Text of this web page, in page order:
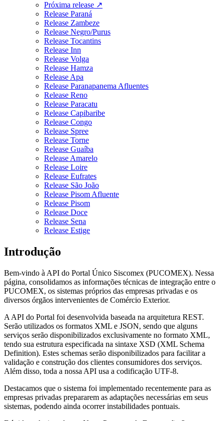
Próxima release ↗
Release Paraná
Release Zambeze
Release Negro/Purus
Release Tocantins
Release Inn
Release Volga
Release Hamza
Release Apa
Release Paranapanema Afluentes
Release Reno
Release Paracatu
Release Capibaribe
Release Congo
Release Spree
Release Torne
Release Guaíba
Release Amarelo
Release Loire
Release Eufrates
Release São João
Release Pisom Afluente
Release Pisom
Release Doce
Release Sena
Release Estige
Introdução
Bem-vindo à API do Portal Único Siscomex (PUCOMEX). Nessa
página, consolidamos as informações técnicas de integração entre o
PUCOMEX, os sistemas próprios das empresas privadas e os
diversos órgãos intervenientes de Comércio Exterior.
A API do Portal foi desenvolvida baseada na arquitetura REST.
Serão utilizados os formatos XML e JSON, sendo que alguns
serviços serão disponibilizados exclusivamente no formato XML,
tendo sua estrutura especificada na sintaxe XSD (XML Schema
Definition). Estes schemas serão disponibilizados para facilitar a
validação e construção dos clientes consumidores dos serviços.
Além disso, toda a nossa API usa a codificação UTF-8.
Destacamos que o sistema foi implementado recentemente para as
empresas privadas prepararem as adaptações necessárias em seus
sistemas, podendo ainda ocorrer instabilidades pontuais.